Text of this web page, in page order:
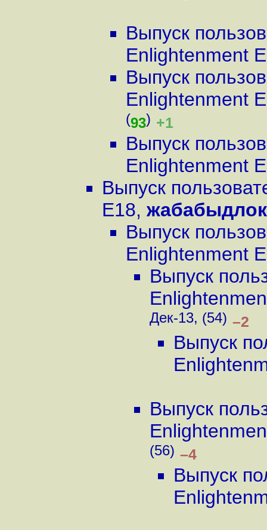
Выпуск
Enlightenment
Выпуск
Enlightenment
(93) +1
Выпуск
Enlightenment
Выпуск
E18,
Выпуск
Enlightenment
Выпуск
Дек-13, (54) –2
Выпуск
Выпуск
(56) –4
Выпуск